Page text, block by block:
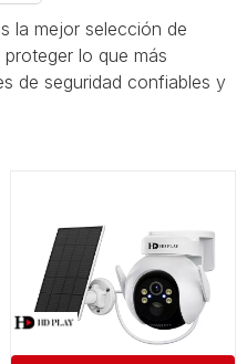
la mejor selección de
proteger lo que más
de seguridad confiables y